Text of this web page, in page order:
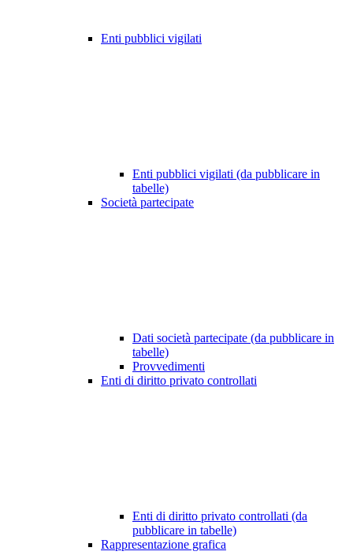
Enti pubblici vigilati
Enti pubblici vigilati (da pubblicare in
tabelle)
Società partecipate
Dati società partecipate (da pubblicare in
tabelle)
Provvedimenti
Enti di diritto privato controllati
Enti di diritto privato controllati (da
pubblicare in tabelle)
Rappresentazione grafica